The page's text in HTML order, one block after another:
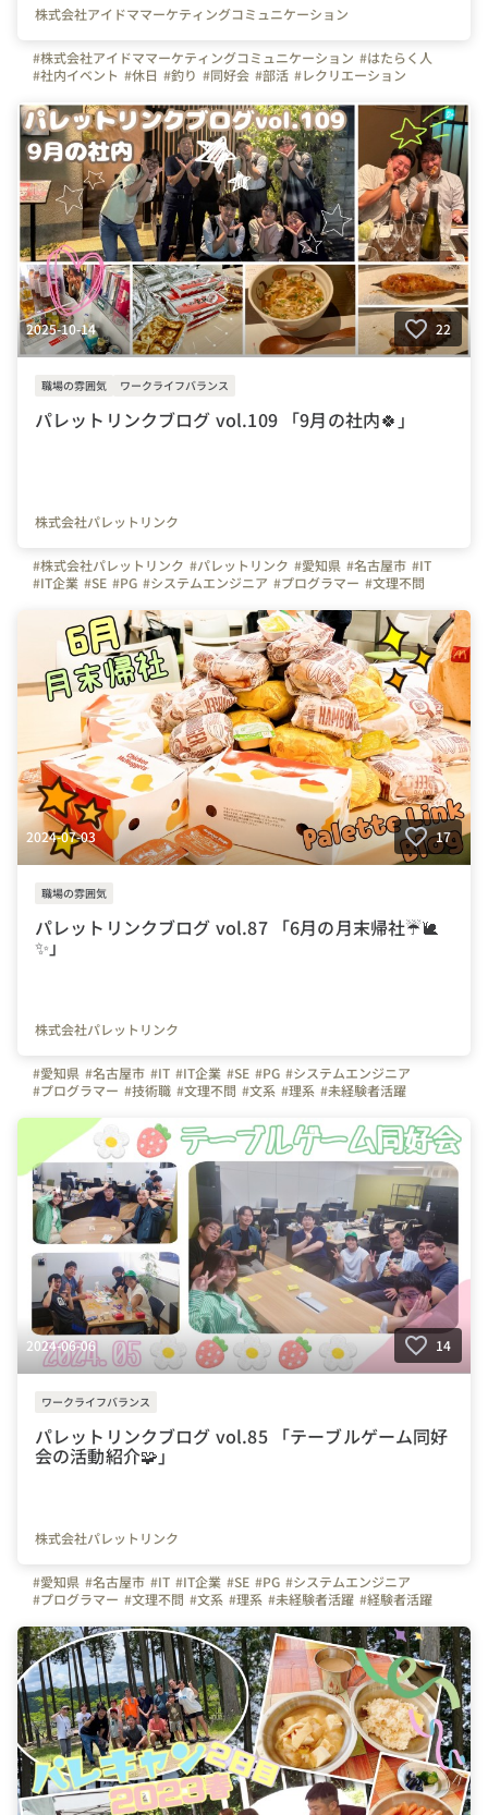
株式会社アイドママーケティングコミュニケーション
#株式会社アイドママーケティングコミュニケーション #はたらく人
#社内イベント #休日 #釣り #同好会 #部活 #レクリエーション
#福岡県 #沖縄県
2025-10-14 22
職場の雰囲気 ワークライフバランス
パレットリンクブログ vol.109 「9月の社内🍀」
株式会社パレットリンク
#株式会社パレットリンク #パレットリンク #愛知県 #名古屋市 #IT
#IT企業 #SE #PG #システムエンジニア #プログラマー #文理不問
#テレワーク #在宅勤務 #社内の様子 #オフィスを紹介します
#イベント #同好会 #歓迎会 #社内イベント #つながりを大切に
#色とりどりの未来をITで
#パレットリンクブログ
2024-07-03 17
職場の雰囲気
パレットリンクブログ vol.87 「6月の月末帰社☔️🐌
✨」
株式会社パレットリンク
#愛知県 #名古屋市 #IT #IT企業 #SE #PG #システムエンジニア
#プログラマー #技術職 #文理不問 #文系 #理系 #未経験者活躍
#自慢の福利厚生
#月末帰社 #懇親会 #研修 #研修報告会 #java
#Webエンジニア #同好会 #テーブルゲーム同好会 #麻雀 #麻雀会
#写真で伝える会社の雰囲気 #会社の雰囲気 #明るい
#つながりを大切に
#色とりどりの未来をITで
#パレットリンク
#パレットリンクブログ
2024-06-06 14
ワークライフバランス
パレットリンクブログ vol.85 「テーブルゲーム同好
会の活動紹介🧩」
株式会社パレットリンク
#愛知県 #名古屋市 #IT #IT企業 #SE #PG #システムエンジニア
#プログラマー #文理不問 #文系 #理系 #未経験者活躍 #経験者活躍
#休日の過ごし方 #同好会 #同好会活動 #テーブルゲーム
#テーブルゲーム同好会 #自慢の福利厚生 #写真で伝える会社の雰囲気
#会社の雰囲気 #明るい #社内イベント #繋がりを大切に
#色とりどりの未来をITで #パレットリンク #パレットリンクブログ